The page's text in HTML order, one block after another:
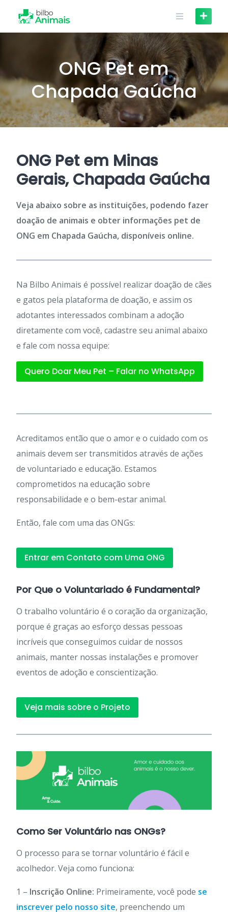
content
ONG Pet em
Chapada Gaúcha
ONG Pet em Minas
Gerais, Chapada Gaúcha
Veja abaixo sobre as instituições, podendo fazer
doação de animais e obter informações pet de
ONG em Chapada Gaúcha, disponíveis online.
Na Bilbo Animais é possível realizar doação de cães
e gatos pela plataforma de doação, e assim os
adotantes interessados combinam a adoção
diretamente com você, cadastre seu animal abaixo
e fale com nossa equipe:
Quero Doar Meu Pet – Falar no WhatsApp
Acreditamos então que o amor e o cuidado com os
animais devem ser transmitidos através de ações
de voluntariado e educação. Estamos
comprometidos na educação sobre
responsabilidade e o bem-estar animal.
Então, fale com uma das ONGs:
Entrar em Contato com Uma ONG
Por Que o Voluntariado é Fundamental?
O trabalho voluntário é o coração da organização,
porque é graças ao esforço dessas pessoas
incríveis que conseguimos cuidar de nossos
animais, manter nossas instalações e promover
eventos de adoção e conscientização.
Veja mais sobre o Projeto
Como Ser Voluntário nas ONGs?
O processo para se tornar voluntário é fácil e
acolhedor. Veja como funciona:
1 – Inscrição Online: Primeiramente, você pode se
inscrever pelo nosso site, preenchendo um